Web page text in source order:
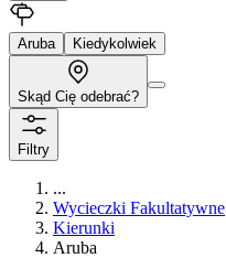
Aruba Kiedykolwiek
Skąd Cię odebrać?
Filtry
...
Wycieczki Fakultatywne
Kierunki
Aruba